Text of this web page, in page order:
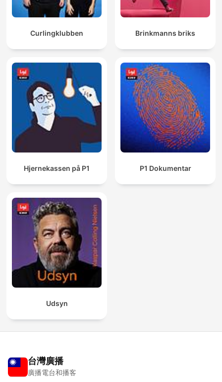
Curlingklubben Brinkmanns briks
Hjernekassen på P1 P1 Dokumentar
Udsyn
台灣廣播
廣播電台和播客